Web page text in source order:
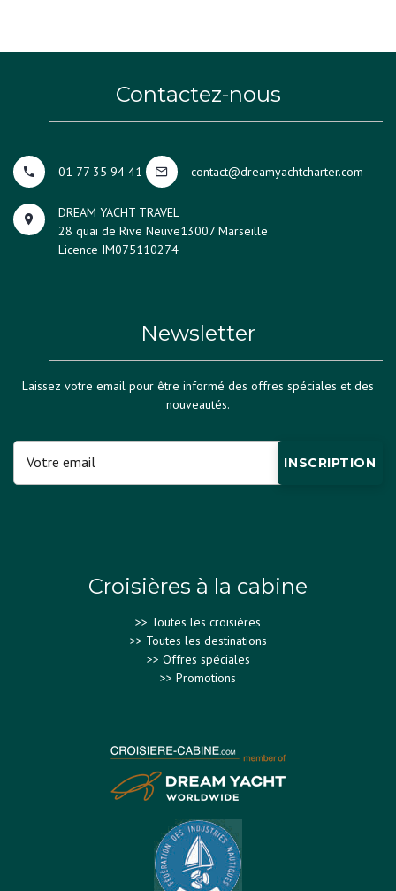
Contactez-nous
01 77 35 94 41 contact@dreamyachtcharter.com
DREAM YACHT TRAVEL
28 quai de Rive Neuve13007 Marseille
Licence IM075110274
Newsletter
Laissez votre email pour être informé des offres spéciales et des
nouveautés.
INSCRIPTION
Croisières à la cabine
>> Toutes les croisières
>> Toutes les destinations
>> Offres spéciales
>> Promotions